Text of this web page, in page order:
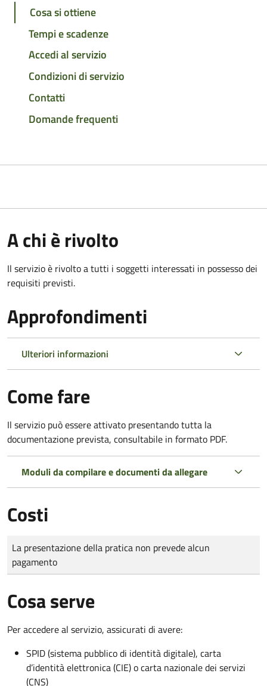
Cosa si ottiene
Tempi e scadenze
Accedi al servizio
Condizioni di servizio
Contatti
Domande frequenti
A chi è rivolto
Il servizio è rivolto a tutti i soggetti interessati in possesso dei
requisiti previsti.
Approfondimenti
Ulteriori informazioni
Come fare
Il servizio può essere attivato presentando tutta la
documentazione prevista, consultabile in formato PDF.
Moduli da compilare e documenti da allegare
Costi
Tipo di pagamento
Importo
La presentazione della pratica non prevede alcun
pagamento
Cosa serve
Per accedere al servizio, assicurati di avere:
SPID (sistema pubblico di identità digitale), carta
d’identità elettronica (CIE) o carta nazionale dei servizi
(CNS)